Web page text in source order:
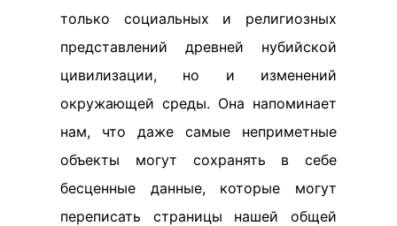
только социальных и религиозных
представлений древней нубийской
цивилизации, но и изменений
окружающей среды. Она напоминает
нам, что даже самые неприметные
объекты могут сохранять в себе
бесценные данные, которые могут
переписать страницы нашей общей